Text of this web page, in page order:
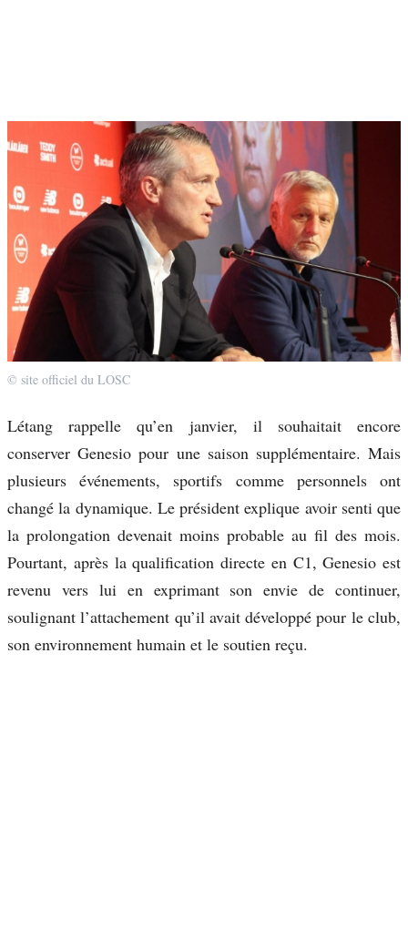
© site officiel du LOSC
Létang rappelle qu’en janvier, il souhaitait encore
conserver Genesio pour une saison supplémentaire. Mais
plusieurs événements, sportifs comme personnels ont
changé la dynamique. Le président explique avoir senti que
la prolongation devenait moins probable au fil des mois.
Pourtant, après la qualification directe en C1, Genesio est
revenu vers lui en exprimant son envie de continuer,
soulignant l’attachement qu’il avait développé pour le club,
son environnement humain et le soutien reçu.